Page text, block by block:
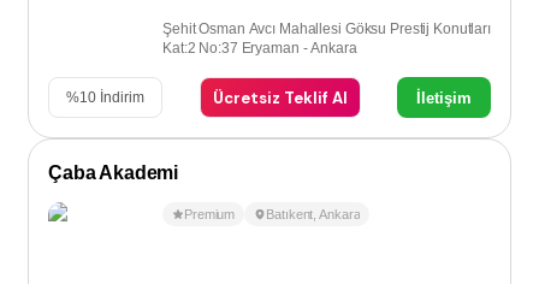
Şehit Osman Avcı Mahallesi Göksu Prestij Konutları
Kat:2 No:37 Eryaman - Ankara
%10 İndirim Ücretsiz Teklif Al İletişim
Çaba Akademi
Premium Batıkent ,Ankara